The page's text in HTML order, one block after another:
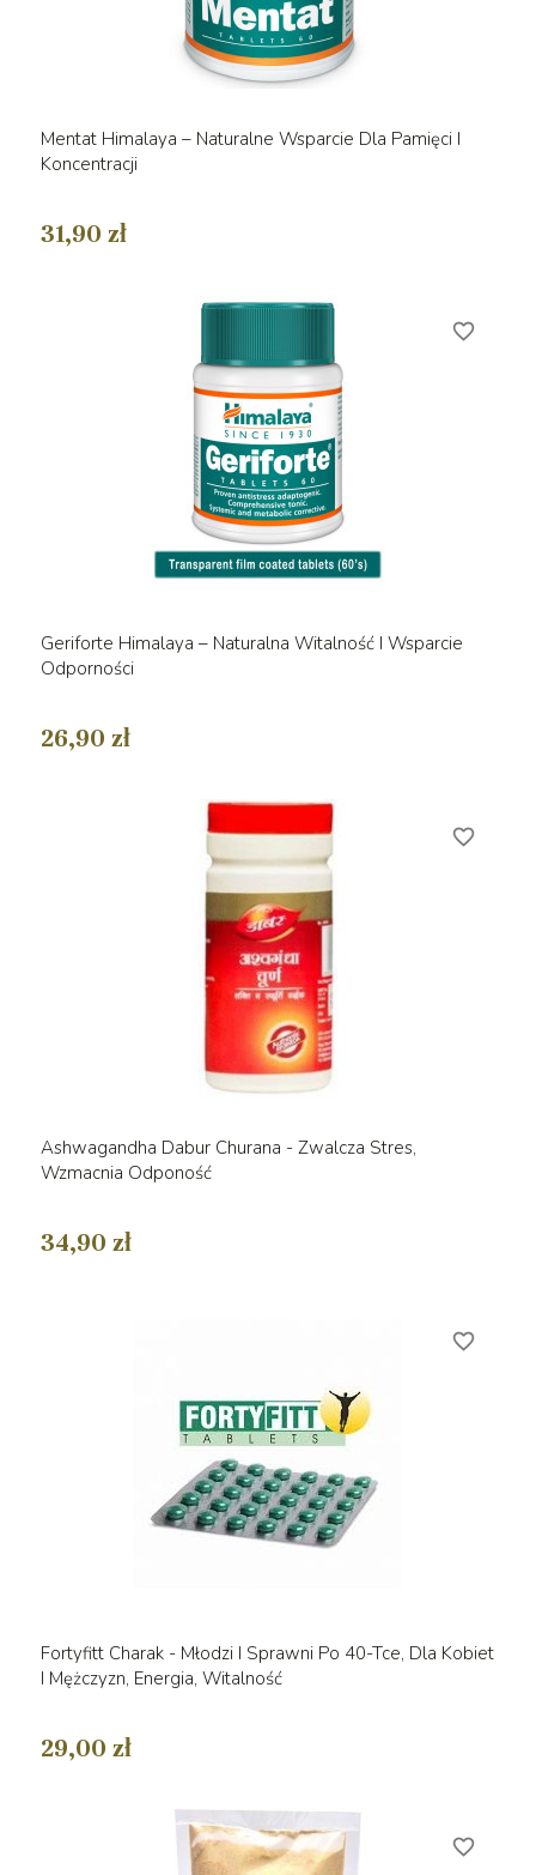
Mentat Himalaya – Naturalne Wsparcie Dla Pamięci I
Koncentracji
31,90 zł
Geriforte Himalaya – Naturalna Witalność I Wsparcie
Odporności
26,90 zł
favorite_border
Ashwagandha Dabur Churana - Zwalcza Stres,
Wzmacnia Odponość
34,90 zł
favorite_border
Fortyfitt Charak - Młodzi I Sprawni Po 40-Tce, Dla Kobiet
I Mężczyzn, Energia, Witalność
29,00 zł
favorite_border
favorite_border